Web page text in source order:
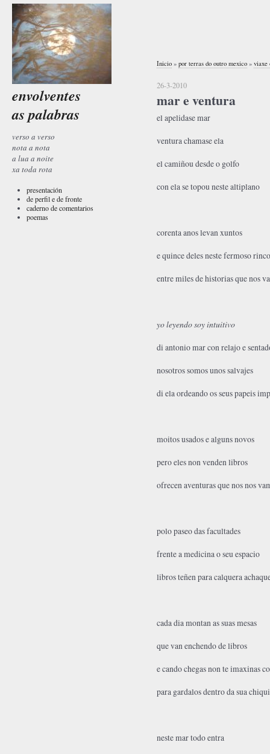
envolventes
as palabras
verso a verso
nota a nota
a lua a noite
xa toda rota
presentación
de perfil e de fronte
caderno de comentarios
poemas
Inicio » por terras do outro mexico » viaxe
26-3-2010
mar e ventura
el apelidase mar
ventura chamase ela
el camiñou desde o golfo
con ela se topou neste altiplano
corenta anos levan xuntos
e quince deles neste fermoso
entre miles de historias que nos
yo leyendo soy intuitivo
di antonio mar con relajo e
nosotros somos unos salvajes
di ela ordeando os seus papeis
moitos usados e alguns novos
pero eles non venden libros
ofrecen aventuras que nos nos
polo paseo das facultades
frente a medicina o seu espacio
libros teñen para calquera
cada dia montan as suas mesas
que van enchendo de libros
e cando chegas non te imaxinas
para gardalos dentro da sua
neste mar todo entra